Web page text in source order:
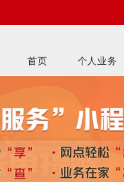
首页 个人业务